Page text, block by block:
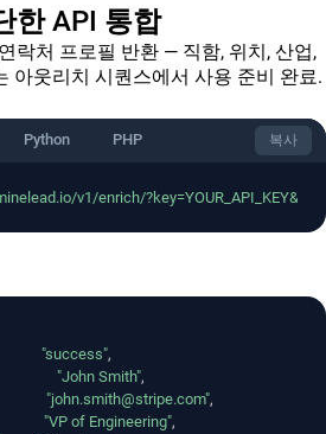
한 API 통합
락처 프로필 반환 — 직함, 위치, 산업,
아웃리치 시퀀스에서 사용 준비 완료.
Python PHP 복사
v1/enrich/
"success",
"John Smith",
"john.smith@stripe.com",
"VP of Engineering",